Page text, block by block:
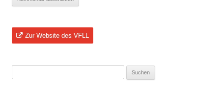
Zur Website des VFLL